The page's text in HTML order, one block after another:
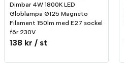
Dimbar 4W 1800K LED
Globlampa Ø125 Magneto
Filament 150lm med E27 sockel
för 230V.
138 kr / st